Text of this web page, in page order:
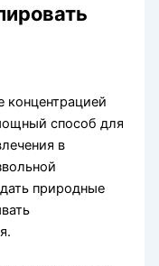
концентрацией
способ для
в
природные